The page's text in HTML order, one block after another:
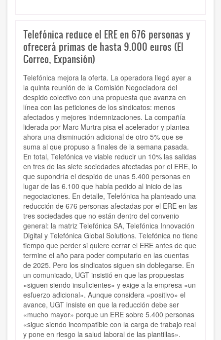
Telefónica reduce el ERE en 676 personas y
ofrecerá primas de hasta 9.000 euros (El
Correo, Expansión)
Telefónica mejora la oferta. La operadora llegó ayer a
la quinta reunión de la Comisión Negociadora del
despido colectivo con una propuesta que avanza en
línea con las peticiones de los sindicatos: menos
afectados y mejores indemnizaciones. La compañía
liderada por Marc Murtra pisa el acelerador y plantea
ahora una disminución adicional de otro 5% que se
suma al que propuso a finales de la semana pasada.
En total, Telefónica ve viable reducir un 10% las salidas
en tres de las siete sociedades afectadas por el ERE, lo
que supondría el despido de unas 5.400 personas en
lugar de las 6.100 que había pedido al inicio de las
negociaciones. En detalle, Telefónica ha planteado una
reducción de 676 personas afectadas por el ERE en las
tres sociedades que no están dentro del convenio
general: la matriz Telefónica SA, Telefónica Innovación
Digital y Telefónica Global Solutions. Telefónica no tiene
tiempo que perder si quiere cerrar el ERE antes de que
termine el año para poder computarlo en las cuentas
de 2025. Pero los sindicatos siguen sin doblegarse. En
un comunicado, UGT insistió en que las propuestas
«siguen siendo insuficientes» y exige a la empresa «un
esfuerzo adicional». Aunque considera «positivo» el
avance, UGT insiste en que la reducción debe ser
«mucho mayor» porque un ERE sobre 5.400 personas
«sigue siendo incompatible con la carga de trabajo real
y pone en riesgo la salud laboral de las plantillas».